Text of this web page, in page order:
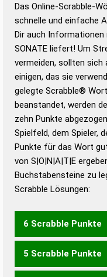
Wortwurzel liefert
Wortanalyse-
Wortbedeutung,
Gültigkeit eines
bestimmen!
Wörterbücher sind:
Das Online-Scrabble-
schnelle und einfache
Dir auch Informationen
SONATE liefert! Um
vermeiden, sollten sich
einigen, das sie
gelegte Scrabble®
beanstandet, werden
zehn Punkte
Spielfeld, dem Spieler,
Punkte für das Wort
von S|O|N|A|T|E
Buchstabensteine zu
Scrabble Lösungen:
6 Scrabble Punkte
OASEN OSTEN STENO
5 Scrabble Punkte